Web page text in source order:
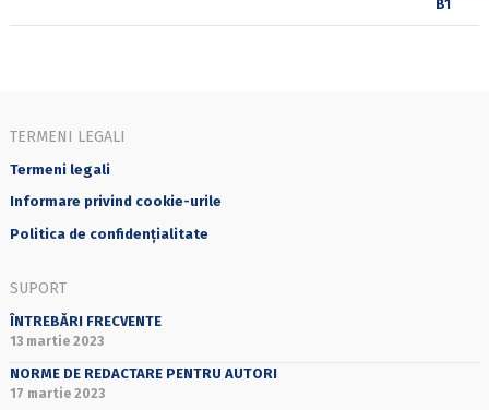
TERMENI LEGALI
Termeni legali
Informare privind cookie-urile
Politica de confidențialitate
SUPORT
ÎNTREBĂRI FRECVENTE
13 martie 2023
NORME DE REDACTARE PENTRU AUTORI
17 martie 2023